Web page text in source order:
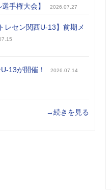
手権大会】
2026.07.27
レセン関西U-13】前期メ
13が開催！ 2026.07.14
→続きを見る